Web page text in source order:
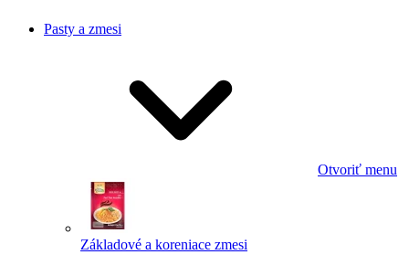
Pasty a zmesi
Otvoriť menu
Základové a koreniace zmesi